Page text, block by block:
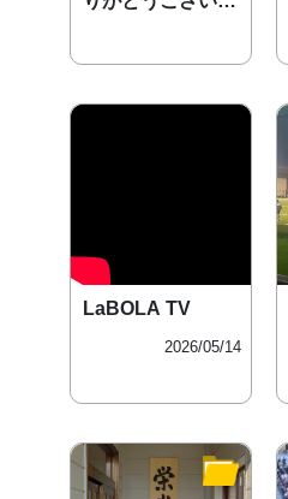
LaBOLA TV
2026/05/14